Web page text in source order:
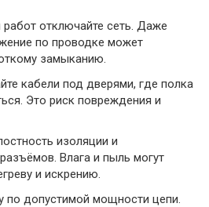
отключайте сеть. Даже
по проводке может
замыканию.
кабели под дверями, где полка
Это риск повреждения и
изоляции и
Влага и пыль могут
и искрению.
по допустимой мощности цепи.